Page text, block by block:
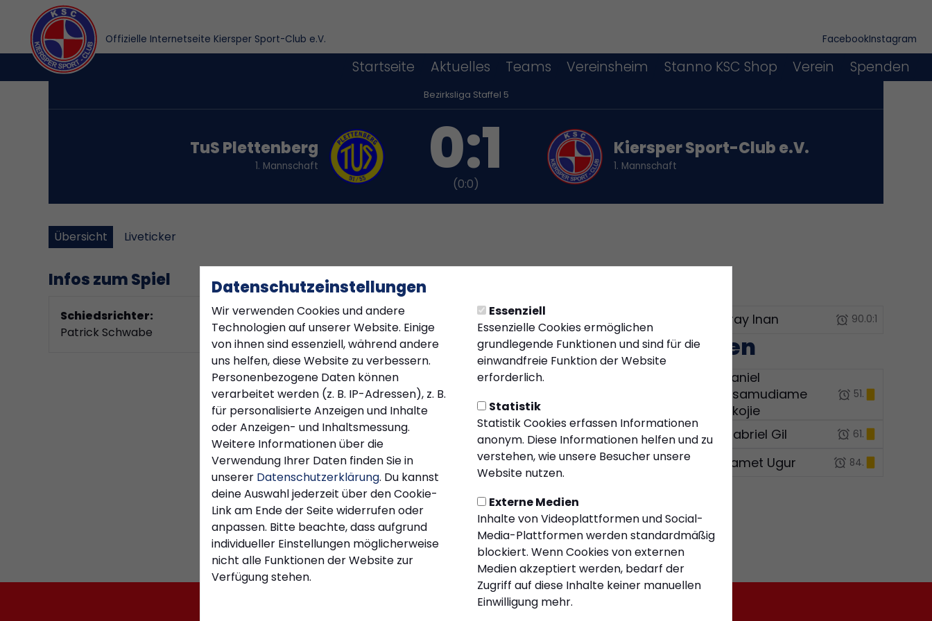
Datenschutzeinstellungen
Wir verwenden Cookies und andere
Technologien auf unserer Website. Einige
von ihnen sind essenziell, während andere
uns helfen, diese Website zu verbessern.
Personenbezogene Daten können
verarbeitet werden (z. B. IP-Adressen), z. B.
für personalisierte Anzeigen und Inhalte
oder Anzeigen- und Inhaltsmessung.
Weitere Informationen über die
Verwendung Ihrer Daten finden Sie in
unserer Datenschutzerklärung. Du kannst
deine Auswahl jederzeit über den Cookie-
Link am Ende der Seite widerrufen oder
anpassen. Bitte beachte, dass aufgrund
individueller Einstellungen möglicherweise
nicht alle Funktionen der Website zur
Verfügung stehen.
Essenziell
Essenzielle Cookies ermöglichen
grundlegende Funktionen und sind für die
einwandfreie Funktion der Website
erforderlich.
Statistik
Statistik Cookies erfassen Informationen
anonym. Diese Informationen helfen und zu
verstehen, wie unsere Besucher unsere
Website nutzen.
Externe Medien
Inhalte von Videoplattformen und Social-
Media-Plattformen werden standardmäßig
blockiert. Wenn Cookies von externen
Medien akzeptiert werden, bedarf der
Zugriff auf diese Inhalte keiner manuellen
Einwilligung mehr.
Offizielle Internetseite Kiersper Sport-Club e.V. FacebookInstagram
Startseite Aktuelles Teams Vereinsheim Stanno KSC Shop Verein Spenden
Bezirksliga Staffel 5
TuS Plettenberg
1. Mannschaft 0:1
(0:0)
Kiersper Sport-Club e.V.
1. Mannschaft
Übersicht Liveticker
Infos zum Spiel
Schiedsrichter:
Patrick Schwabe
Eray Inan 90.0:1
Karten
Daniel
Osamudiame
Okojie
51.
18 Gabriel Gil 61.
Samet Ugur 84.